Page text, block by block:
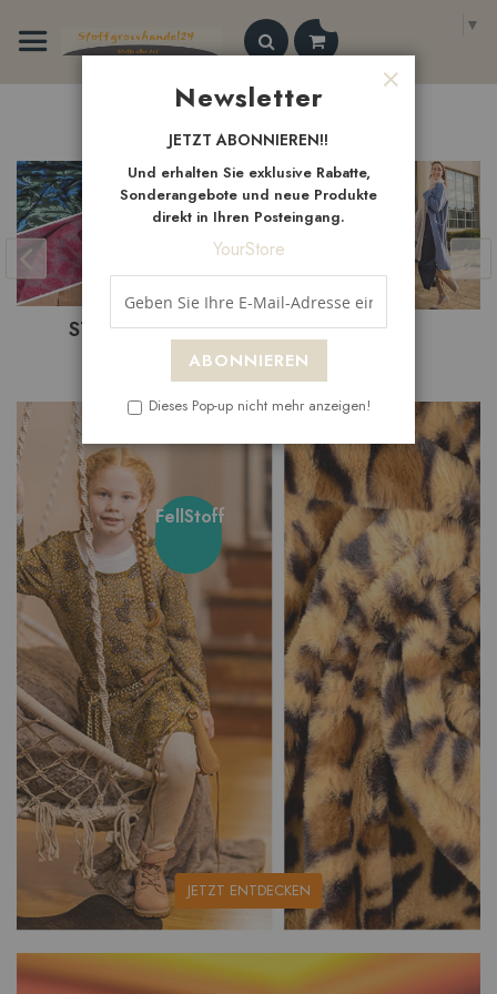
Inhalt
springen
▼
Search
NeueArtikel
SALE NEUHEITEN
unsere
FellStoff
JETZT ENTDECKEN
Newsletter
JETZT ABONNIEREN!!
Und erhalten Sie exklusive Rabatte,
Sonderangebote und neue Produkte
direkt in Ihren Posteingang.
YourStore
ABONNIEREN
Dieses Pop-up nicht mehr anzeigen!